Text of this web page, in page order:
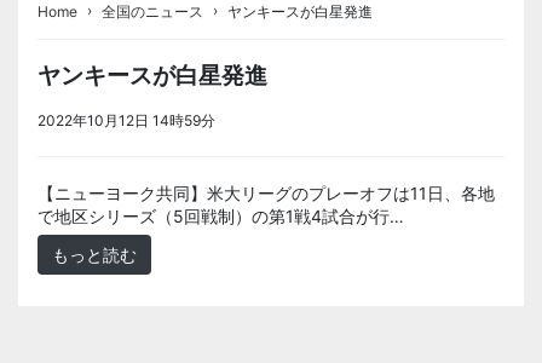
Home › 全国のニュース › ヤンキースが白星発進
ヤンキースが白星発進
2022年10月12日 14時59分
【ニューヨーク共同】米大リーグのプレーオフは11日、各地
で地区シリーズ（5回戦制）の第1戦4試合が行…
もっと読む